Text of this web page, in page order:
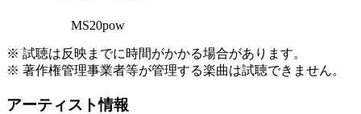
MS20pow
※ 試聴は反映までに時間がかかる場合があります。
※ 著作権管理事業者等が管理する楽曲は試聴できません。
アーティスト情報